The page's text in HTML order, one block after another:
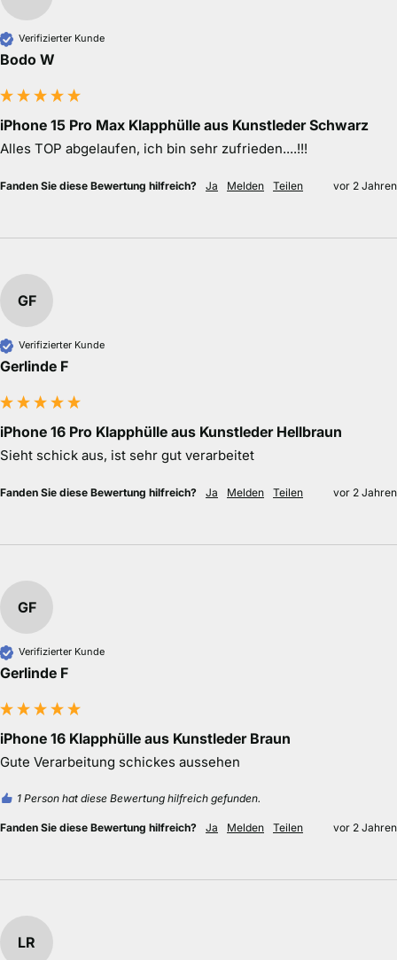
Verifizierter Kunde
Bodo W
iPhone 15 Pro Max Klapphülle aus Kunstleder Schwarz
Alles TOP abgelaufen, ich bin sehr zufrieden....!!!
Fanden Sie diese Bewertung hilfreich? Ja Melden Teilen vor 2 Jahren
GF
Verifizierter Kunde
Gerlinde F
iPhone 16 Pro Klapphülle aus Kunstleder Hellbraun
Sieht schick aus, ist sehr gut verarbeitet
Fanden Sie diese Bewertung hilfreich? Ja Melden Teilen vor 2 Jahren
GF
Verifizierter Kunde
Gerlinde F
iPhone 16 Klapphülle aus Kunstleder Braun
Gute Verarbeitung schickes aussehen
1 Person hat diese Bewertung hilfreich gefunden.
Fanden Sie diese Bewertung hilfreich? Ja Melden Teilen vor 2 Jahren
LR